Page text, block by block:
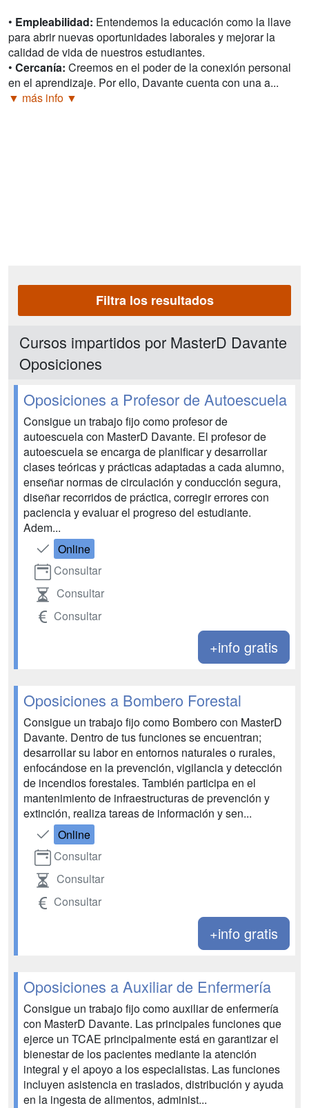
• Empleabilidad: Entendemos la educación como la llave
para abrir nuevas oportunidades laborales y mejorar la
calidad de vida de nuestros estudiantes.
• Cercanía: Creemos en el poder de la conexión personal
en el aprendizaje. Por ello, Davante cuenta con una a...
▼ más info ▼
Filtra los resultados
Cursos impartidos por MasterD Davante
Oposiciones
Oposiciones a Profesor de Autoescuela
Consigue un trabajo fijo como profesor de
autoescuela con MasterD Davante. El profesor de
autoescuela se encarga de planificar y desarrollar
clases teóricas y prácticas adaptadas a cada alumno,
enseñar normas de circulación y conducción segura,
diseñar recorridos de práctica, corregir errores con
paciencia y evaluar el progreso del estudiante.
Adem...
Online
Consultar
Consultar
Consultar
+info gratis
Oposiciones a Bombero Forestal
Consigue un trabajo fijo como Bombero con MasterD
Davante. Dentro de tus funciones se encuentran;
desarrollar su labor en entornos naturales o rurales,
enfocándose en la prevención, vigilancia y detección
de incendios forestales. También participa en el
mantenimiento de infraestructuras de prevención y
extinción, realiza tareas de información y sen...
Online
Consultar
Consultar
Consultar
+info gratis
Oposiciones a Auxiliar de Enfermería
Consigue un trabajo fijo como auxiliar de enfermería
con MasterD Davante. Las principales funciones que
ejerce un TCAE principalmente está en garantizar el
bienestar de los pacientes mediante la atención
integral y el apoyo a los especialistas. Las funciones
incluyen asistencia en traslados, distribución y ayuda
en la ingesta de alimentos, administ...